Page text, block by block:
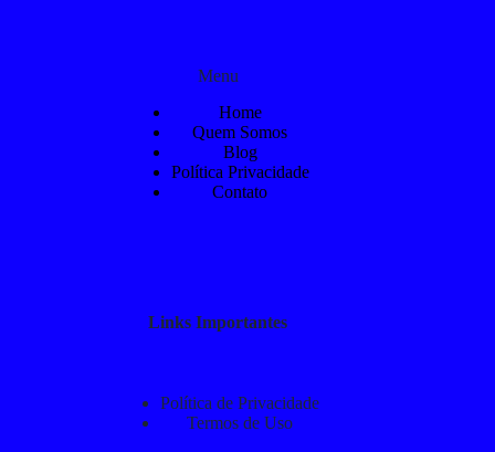
Menu
Home
Quem Somos
Blog
Política Privacidade
Contato
Links Importantes
Política de Privacidade
Termos de Uso